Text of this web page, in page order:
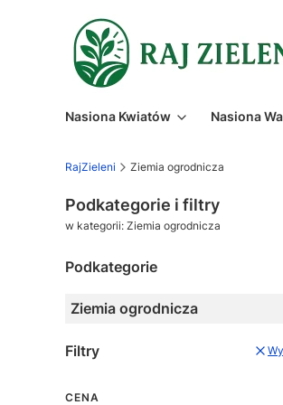
Nasiona Kwiatów Nasiona
RajZieleni Ziemia ogrodnicza
Podkategorie i filtry
w kategorii: Ziemia ogrodnicza
Podkategorie
Ziemia ogrodnicza
Filtry
CENA